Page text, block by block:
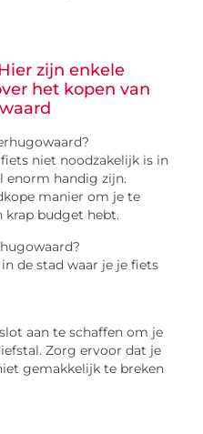
zijn enkele
het kopen van
niet noodzakelijk is in
enorm handig zijn.
manier om je te
krap budget hebt.
de stad waar je je fiets
aan te schaffen om je
Zorg ervoor dat je
gemakkelijk te breken